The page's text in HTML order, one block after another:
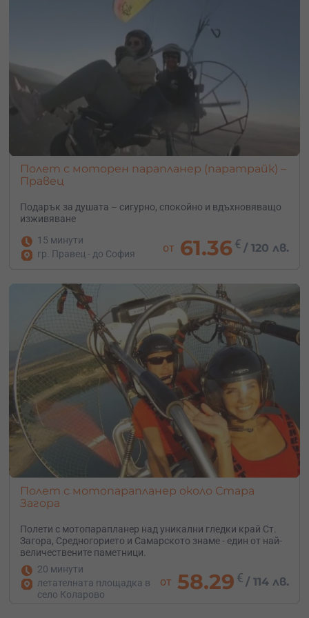
Полет с моторен парапланер (паратрайк) –
Правец
Подарък за душата – сигурно, спокойно и вдъхновяващо
изживяване
15 минути
гр. Правец - до София
от 61.36€ / 120 лв.
Полет с мотопарапланер около Стара
Загора
Полети с мотопарапланер над уникални гледки край Ст.
Загора, Средногорието и Самарското знаме - един от най-
величествените паметници.
20 минути
летателната площадка в
село Коларово
от 58.29 € /114 лв.